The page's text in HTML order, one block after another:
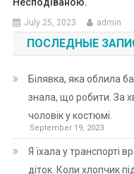
July 25, 2023 admin
ПОСЛЕДНЫЕ
Білявка, яка облила
знала, що робити. За
чоловік у костюмі.
September 19, 2023
Я їхала у транспорті
діток. Коли хлопчик